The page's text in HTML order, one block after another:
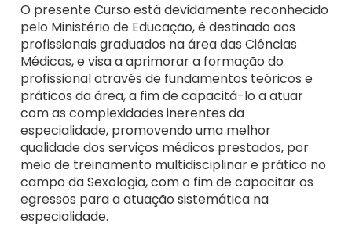
O presente Curso está devidamente reconhecido
pelo Ministério de Educação, é destinado aos
profissionais graduados na área das Ciências
Médicas, e visa a aprimorar a formação do
profissional através de fundamentos teóricos e
práticos da área, a fim de capacitá-lo a atuar
com as complexidades inerentes da
especialidade, promovendo uma melhor
qualidade dos serviços médicos prestados, por
meio de treinamento multidisciplinar e prático no
campo da Sexologia, com o fim de capacitar os
egressos para a atuação sistemática na
especialidade.